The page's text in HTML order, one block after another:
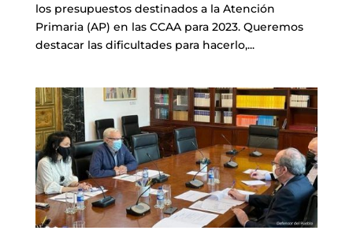
los presupuestos destinados a la Atención
Primaria (AP) en las CCAA para 2023. Queremos
destacar las dificultades para hacerlo,...